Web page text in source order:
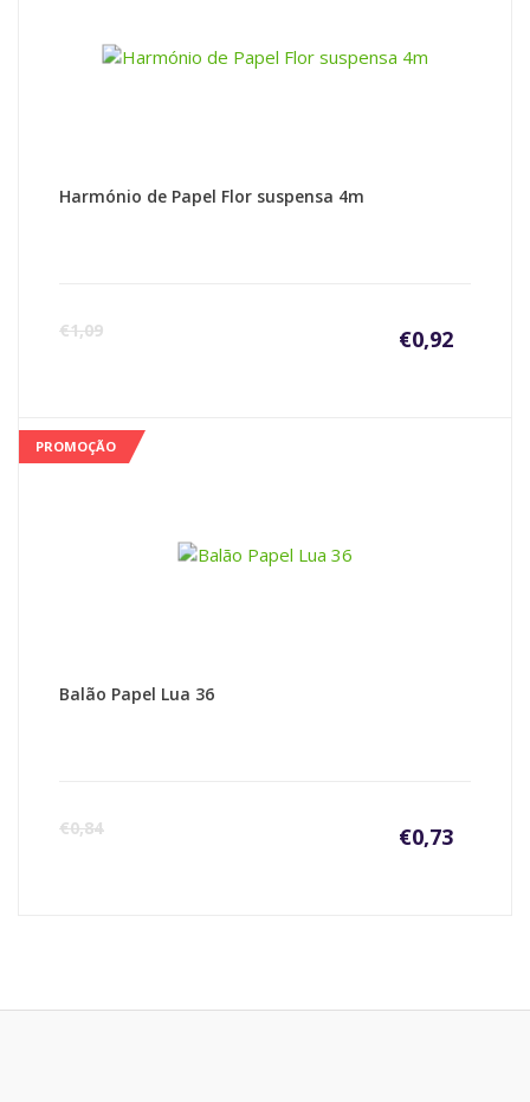
Harmónio de Papel Flor suspensa 4m
€1,09 €0,92
PROMOÇÃO
Balão Papel Lua 36
€0,84 €0,73